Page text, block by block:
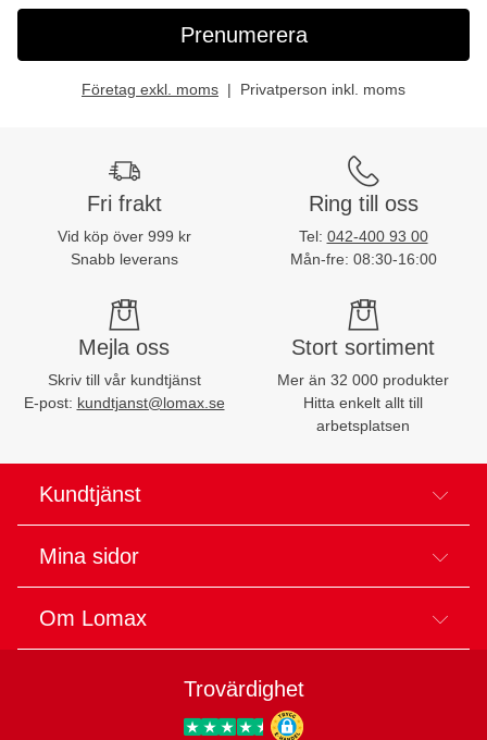
Prenumerera
Företag exkl. moms Privatperson inkl. moms
Fri frakt
Vid köp över 999 kr
Snabb leverans
Ring till oss
Tel: 042-400 93 00
Mån-fre: 08:30-16:00
Mejla oss
Skriv till vår kundtjänst
E-post: kundtjanst@lomax.se
Stort sortiment
Mer än 32 000 produkter
Hitta enkelt allt till
arbetsplatsen
Kundtjänst
Mina sidor
Om Lomax
Trovärdighet